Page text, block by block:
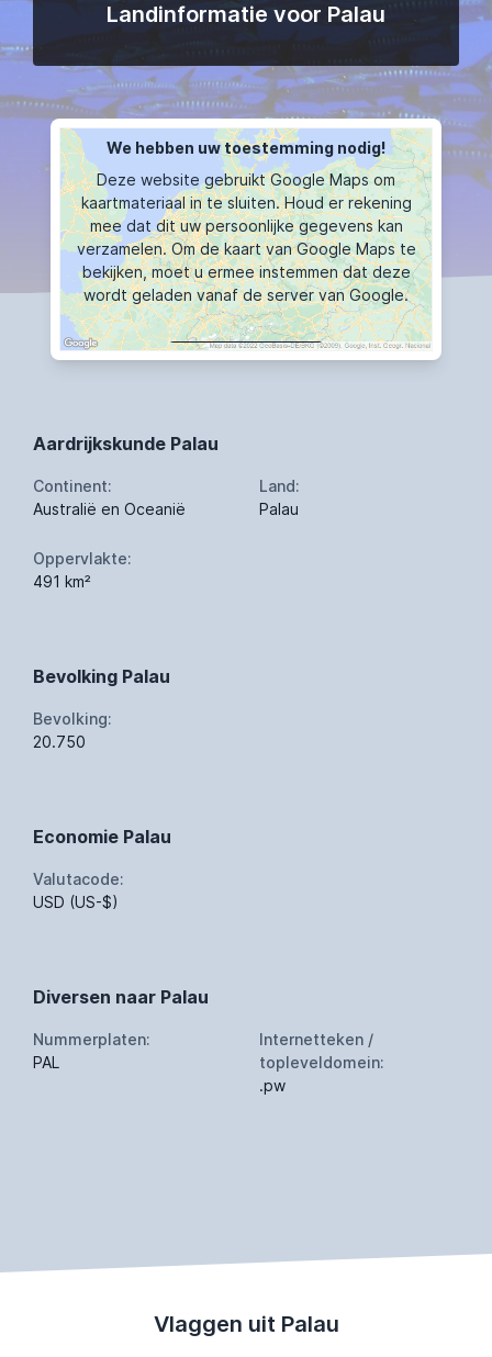
Landinformatie voor Palau
We hebben uw toestemming nodig!
Deze website gebruikt Google Maps om
kaartmateriaal in te sluiten. Houd er rekening
mee dat dit uw persoonlijke gegevens kan
verzamelen. Om de kaart van Google Maps te
bekijken, moet u ermee instemmen dat deze
wordt geladen vanaf de server van Google.
KAART TOONT
Aardrijkskunde Palau
Continent:
Australië en Oceanië
Land:
Palau
Oppervlakte:
491 km²
Bevolking Palau
Bevolking:
20.750
Economie Palau
Valutacode:
USD (US-$)
Diversen naar Palau
Nummerplaten:
PAL
Internetteken /
topleveldomein:
.pw
Vlaggen uit Palau